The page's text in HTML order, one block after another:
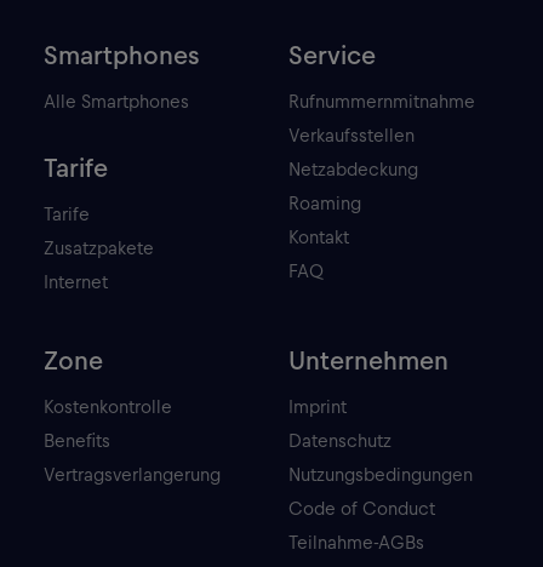
Smartphones
Alle Smartphones
Tarife
Tarife
Zusatzpakete
Internet
Service
Rufnummernmitnahme
Verkaufsstellen
Netzabdeckung
Roaming
Kontakt
FAQ
Zone
Kostenkontrolle
Benefits
Vertragsverlangerung
Unternehmen
Imprint
Datenschutz
Nutzungsbedingungen
Code of Conduct
Teilnahme-AGBs